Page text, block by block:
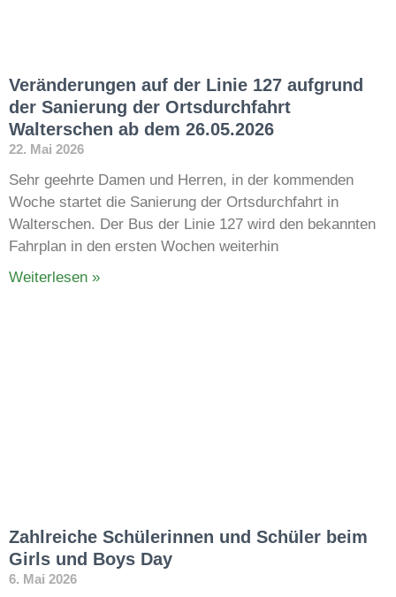
Veränderungen auf der Linie 127 aufgrund
der Sanierung der Ortsdurchfahrt
Walterschen ab dem 26.05.2026
22. Mai 2026
Sehr geehrte Damen und Herren, in der kommenden
Woche startet die Sanierung der Ortsdurchfahrt in
Walterschen. Der Bus der Linie 127 wird den bekannten
Fahrplan in den ersten Wochen weiterhin
Weiterlesen »
Zahlreiche Schülerinnen und Schüler beim
Girls und Boys Day
6. Mai 2026